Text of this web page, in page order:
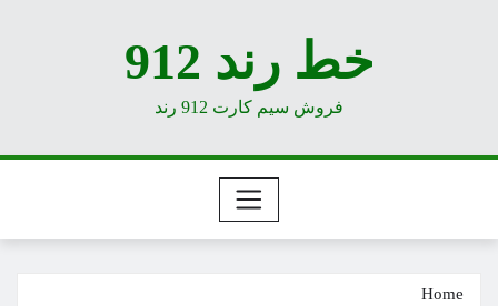
خط رند 912
فروش سیم کارت 912 رند
Home